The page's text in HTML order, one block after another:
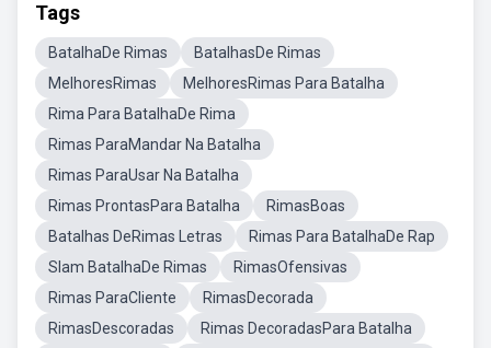
Tags
BatalhaDe Rimas
BatalhasDe Rimas
MelhoresRimas
MelhoresRimas Para Batalha
Rima Para BatalhaDe Rima
Rimas ParaMandar Na Batalha
Rimas ParaUsar Na Batalha
Rimas ProntasPara Batalha
RimasBoas
Batalhas DeRimas Letras
Rimas Para BatalhaDe Rap
Slam BatalhaDe Rimas
RimasOfensivas
Rimas ParaCliente
RimasDecorada
RimasDescoradas
Rimas DecoradasPara Batalha